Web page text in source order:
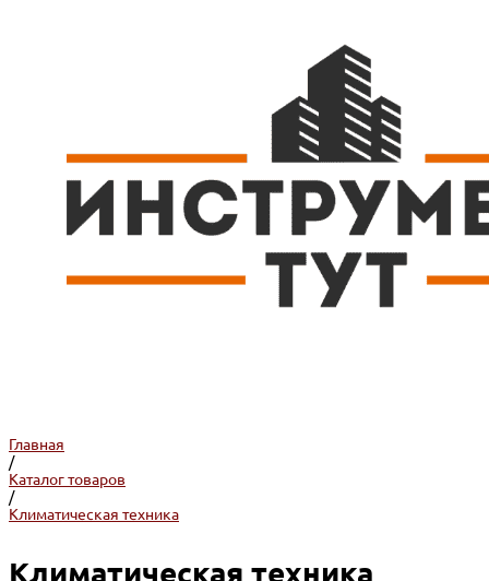
Главная
/
Каталог товаров
/
Климатическая техника
Климатическая техника